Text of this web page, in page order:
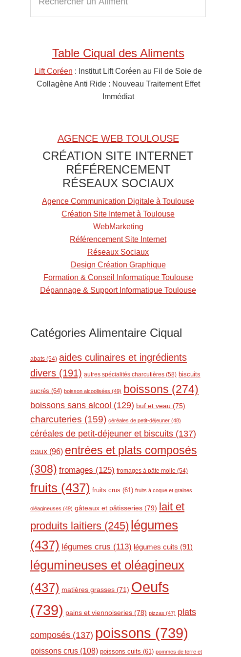
Sidebar
c
Table Ciqual des Aliments
Lift Coréen : Institut Lift Coréen au Fil de Soie de
Collagène Anti Ride : Nouveau Traitement Effet
Immédiat
AGENCE WEB TOULOUSE
CRÉATION SITE INTERNET
RÉFÉRENCEMENT
RÉSEAUX SOCIAUX
Agence Communication Digitale à Toulouse
Création Site Internet à Toulouse
WebMarketing
Référencement Site Internet
Réseaux Sociaux
Design Création Graphique
Formation & Conseil Informatique Toulouse
Dépannage & Support Informatique Toulouse
Catégories Alimentaire Ciqual
abats (54) aides culinaires et ingrédients
divers (191) autres spécialités charcutières (58) biscuits
sucrés (64) boisson alcoolisées (49) boissons (274)
boissons sans alcool (129) buf et veau (75)
charcuteries (159) céréales de petit-déjeuner (48)
céréales de petit-déjeuner et biscuits (137)
eaux (96) entrées et plats composés
(308) fromages (125) fromages à pâte molle (54)
fruits (437) fruits crus (61) fruits à coque et graines
oléagineuses (49) gâteaux et pâtisseries (79) lait et
produits laitiers (245) légumes
(437) légumes crus (113) légumes cuits (91)
légumineuses et oléagineux
(437) matières grasses (71) Oeufs
(739) pains et viennoiseries (78) pizzas (47) plats
composés (137) poissons (739)
poissons crus (108) poissons cuits (61) pommes de terre et